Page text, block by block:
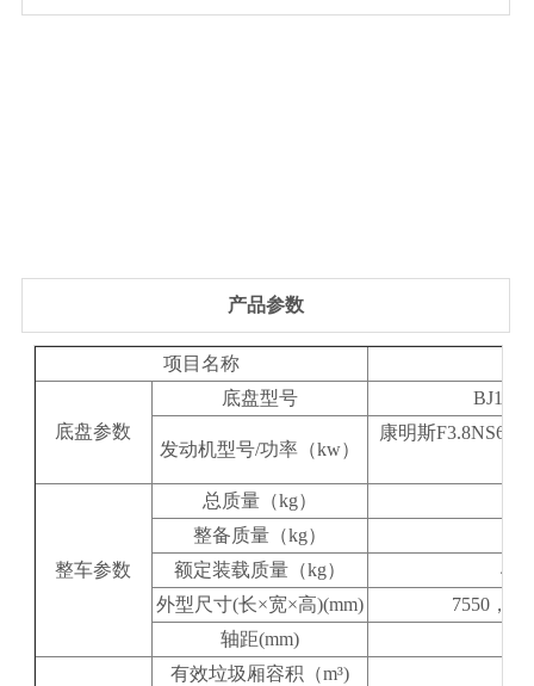
产品参数
项目名称
底盘参数
底盘型号
发动机型号/功率（kw）
康明斯
整车参数
总质量（kg）
整备质量（kg）
额定装载质量（kg）
外型尺寸(长×宽×高)(mm)
7550，
轴距(mm)
有效垃圾厢容积（m³)